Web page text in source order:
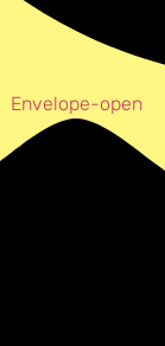
Envelope-open